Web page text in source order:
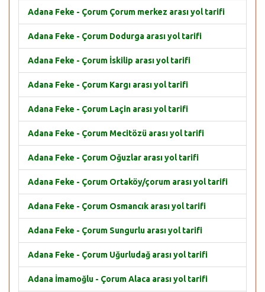
Adana Feke - Çorum Çorum merkez arası yol tarifi
Adana Feke - Çorum Dodurga arası yol tarifi
Adana Feke - Çorum İskilip arası yol tarifi
Adana Feke - Çorum Kargı arası yol tarifi
Adana Feke - Çorum Laçin arası yol tarifi
Adana Feke - Çorum Mecitözü arası yol tarifi
Adana Feke - Çorum Oğuzlar arası yol tarifi
Adana Feke - Çorum Ortaköy/çorum arası yol tarifi
Adana Feke - Çorum Osmancık arası yol tarifi
Adana Feke - Çorum Sungurlu arası yol tarifi
Adana Feke - Çorum Uğurludağ arası yol tarifi
Adana İmamoğlu - Çorum Alaca arası yol tarifi